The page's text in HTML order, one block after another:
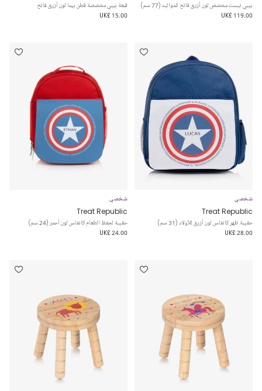
بيبي نيست مخصص لون أزرق فاتح للمواليد (77 سم)
UK£ 119.00
قبعة بيبي مخصصة قطن بيما لون أزرق فاتح
UK£ 15.00
شخصي
Treat Republic
حقيبة ظهر كانفاس لون أزرق للأولاد (31 سم)
UK£ 28.00
شخصي
Treat Republic
حقيبة لحفظ الطعام كانفاس لون أحمر (24 سم)
UK£ 24.00